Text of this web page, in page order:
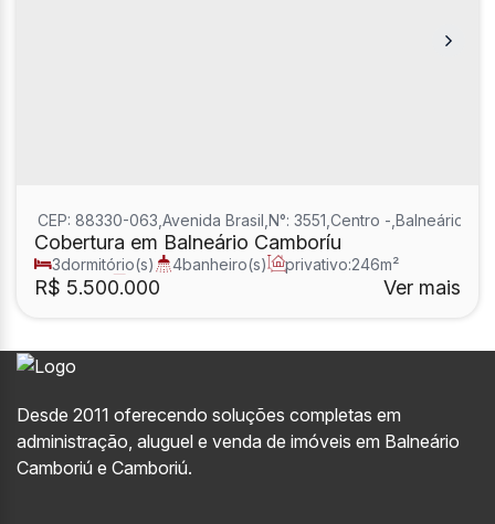
Cobertura em Balneário Camboríu
R$ 5.500.000
CEP: 88330-063 Avenida Brasil N°: 3551 Centro Balneário
3dormitório(s) 4banheiro(s) privativo:246m²
1sala(s) 3suíte(s) Ver mais
Desde 2011 oferecendo soluções completas em
administração, aluguel e venda de imóveis em Balneário
Camboriú e Camboriú.